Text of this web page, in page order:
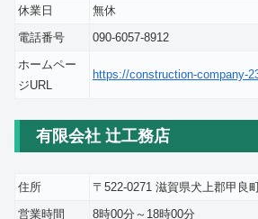
休業日
無休
電話番号
090-6057-8912
ホームペー
ジURL
https://construction-company-
有限会社 辻工務店
住所 〒522-0271 滋賀県犬上郡甲良
営業時間
8時00分～18時00分